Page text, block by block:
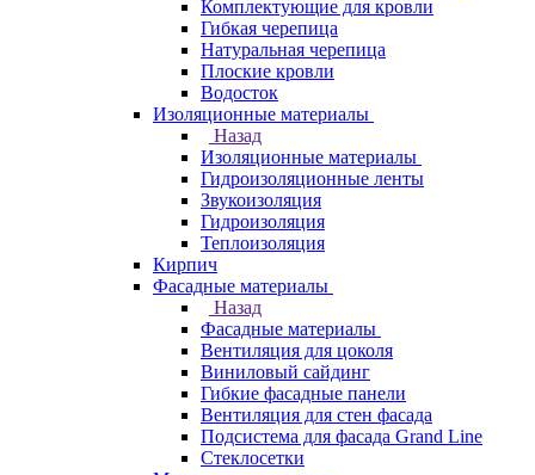
Комплектующие для кровли
Гибкая черепица
Натуральная черепица
Плоские кровли
Водосток
Изоляционные материалы
Назад
Изоляционные материалы
Гидроизоляционные ленты
Звукоизоляция
Гидроизоляция
Теплоизоляция
Кирпич
Фасадные материалы
Назад
Фасадные материалы
Вентиляция для цоколя
Виниловый сайдинг
Гибкие фасадные панели
Вентиляция для стен фасада
Подсистема для фасада Grand Line
Стеклосетки